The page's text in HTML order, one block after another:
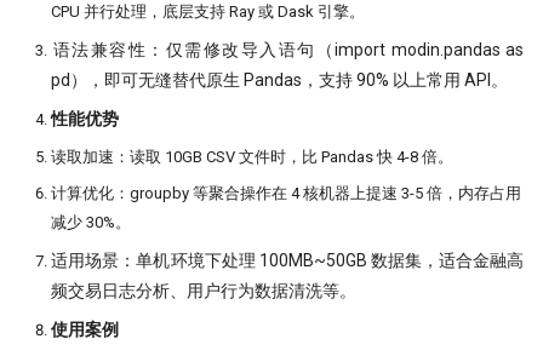
CPU 并行处理，底层支持 Ray 或 Dask 引擎。
​语法兼容性：仅需修改导入语句（import modin.pandas as
pd），即可无缝替代原生 Pandas，支持 90% 以上常用 API。
​性能优势
读取加速：读取 10GB CSV 文件时，比 Pandas 快 4-8 倍。
​计算优化：groupby 等聚合操作在 4 核机器上提速 3-5 倍，内存占用
减少 30%。
​适用场景：单机环境下处理 100MB~50GB 数据集，适合金融高
频交易日志分析、用户行为数据清洗等。
​使用案例